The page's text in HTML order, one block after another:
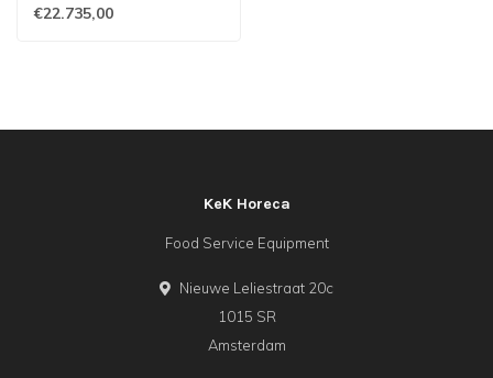
€22.735,00
KeK Horeca
Food Service Equipment
Nieuwe Leliestraat 20c
1015 SR
Amsterdam